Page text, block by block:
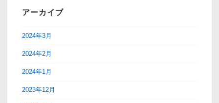
アーカイブ
2024年3月
2024年2月
2024年1月
2023年12月